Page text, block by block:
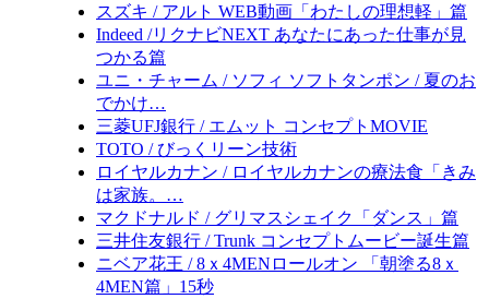
スズキ / アルト WEB動画「わたしの理想軽」篇
Indeed /リクナビNEXT あなたにあった仕事が見
つかる篇
ユニ・チャーム / ソフィ ソフトタンポン / 夏のお
でかけ…
三菱UFJ銀行 / エムット コンセプトMOVIE
TOTO / びっくリーン技術
ロイヤルカナン / ロイヤルカナンの療法食「きみ
は家族。…
マクドナルド / グリマスシェイク「ダンス」篇
三井住友銀行 / Trunk コンセプトムービー誕生篇
ニベア花王 / 8ｘ4MENロールオン 「朝塗る8ｘ
4MEN篇」15秒